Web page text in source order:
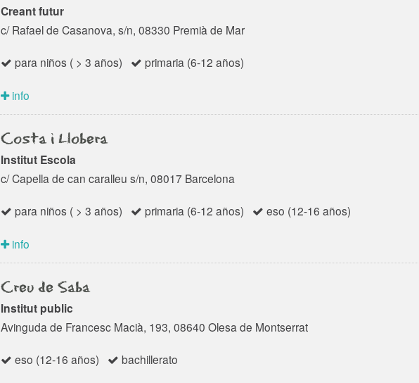
Creant futur
c/ Rafael de Casanova, s/n, 08330 Premià de Mar
para niños ( > 3 años) primaria (6-12 años)
info
Costa i Llobera
Institut Escola
c/ Capella de can caralleu s/n, 08017 Barcelona
para niños ( > 3 años) primaria (6-12 años) eso (12-16 años)
info
Creu de Saba
Institut public
Avinguda de Francesc Macià, 193, 08640 Olesa de Montserrat
eso (12-16 años) bachillerato